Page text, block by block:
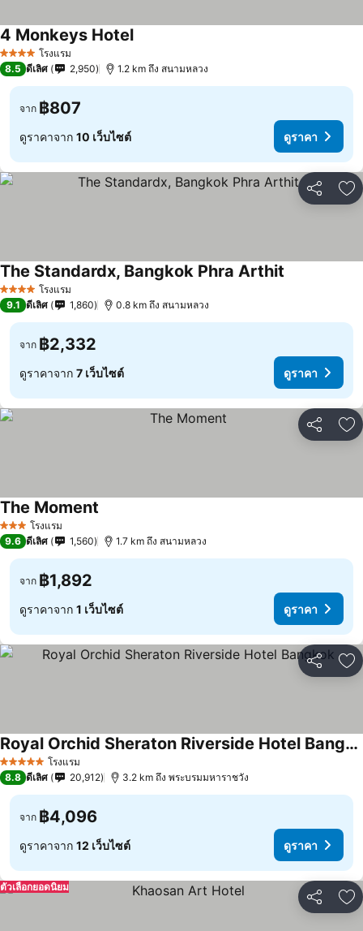
4 ดาว โรงแรม
4 Monkeys Hotel
8.5 ดีเลิศ 2,950 1.2 km ถึง สนามหลวง
จาก ฿807
ดูราคาจาก 10 เว็บไซต์ ดูราคา
แชร์ เ
4 ดาว โรงแรม
The Standardx, Bangkok Phra Arthit
9.1 ดีเลิศ 1,860 0.8 km ถึง สนามหลวง
จาก ฿2,332
ดูราคาจาก 7 เว็บไซต์ ดูราคา
แชร์ เ
3 ดาว โรงแรม
The Moment
9.6 ดีเลิศ 1,560 1.7 km ถึง สนามหลวง
จาก ฿1,892
ดูราคาจาก 1 เว็บไซต์ ดูราคา
แชร์ เ
5 ดาว โรงแรม
Royal Orchid Sheraton Riverside Hotel Bangkok
8.8 ดีเลิศ 20,912 3.2 km ถึง พระบรมมหาราชวัง
จาก ฿4,096
ดูราคาจาก 12 เว็บไซต์ ดูราคา
แชร์ เ
ตัวเลือกยอดนิยม